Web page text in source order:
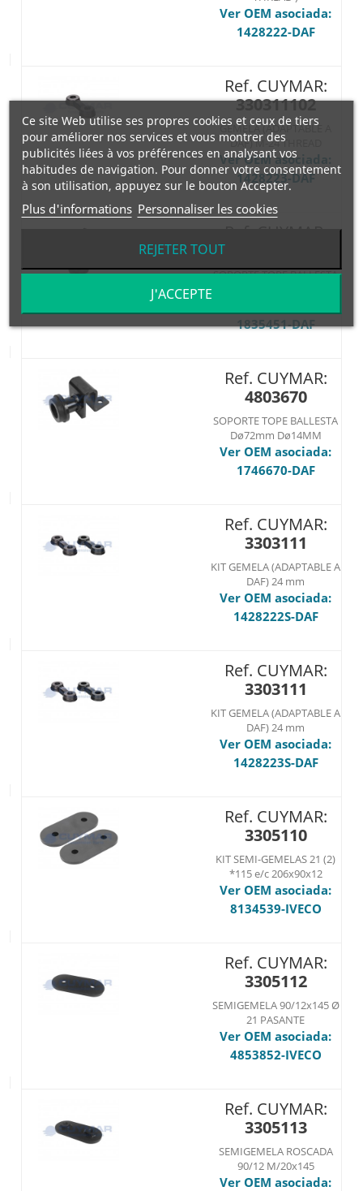
Ver OEM asociada:
1428222-DAF
Ref. CUYMAR:
330311102
GEMELA (ADAPTABLE A
DAF) M-24 THREAD
Ver OEM asociada:
1428223-DAF
SOPORTE TOPE BALLESTA
1835451-DAF
Ref. CUYMAR:
4803670
SOPORTE TOPE BALLESTA
Dø72mm Dø14MM
Ver OEM asociada:
1746670-DAF
Ref. CUYMAR:
3303111
KIT GEMELA (ADAPTABLE A
DAF) 24 mm
Ver OEM asociada:
1428222S-DAF
Ref. CUYMAR:
3303111
KIT GEMELA (ADAPTABLE A
DAF) 24 mm
Ver OEM asociada:
1428223S-DAF
Ref. CUYMAR:
3305110
KIT SEMI-GEMELAS 21 (2)
*115 e/c 206x90x12
Ver OEM asociada:
8134539-IVECO
Ref. CUYMAR:
3305112
SEMIGEMELA 90/12x145 Ø
21 PASANTE
Ver OEM asociada:
4853852-IVECO
Ref. CUYMAR:
3305113
SEMIGEMELA ROSCADA
90/12 M/20x145
Ver OEM asociada:
Ce site Web utilise ses propres cookies et ceux de tiers
pour améliorer nos services et vous montrer des
publicités liées à vos préférences en analysant vos
habitudes de navigation. Pour donner votre consentement
à son utilisation, appuyez sur le bouton Accepter.
Plus d'informations Personnaliser les cookies
REJETER TOUT
J'ACCEPTE